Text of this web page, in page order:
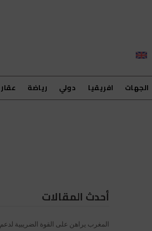
الجهات افريقيا دولي رياضة عقار
أحدث المقالات
المغرب يراهن على القوة الضريبية لدعم